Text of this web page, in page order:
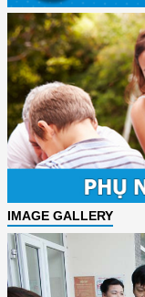
IMAGE GALLERY